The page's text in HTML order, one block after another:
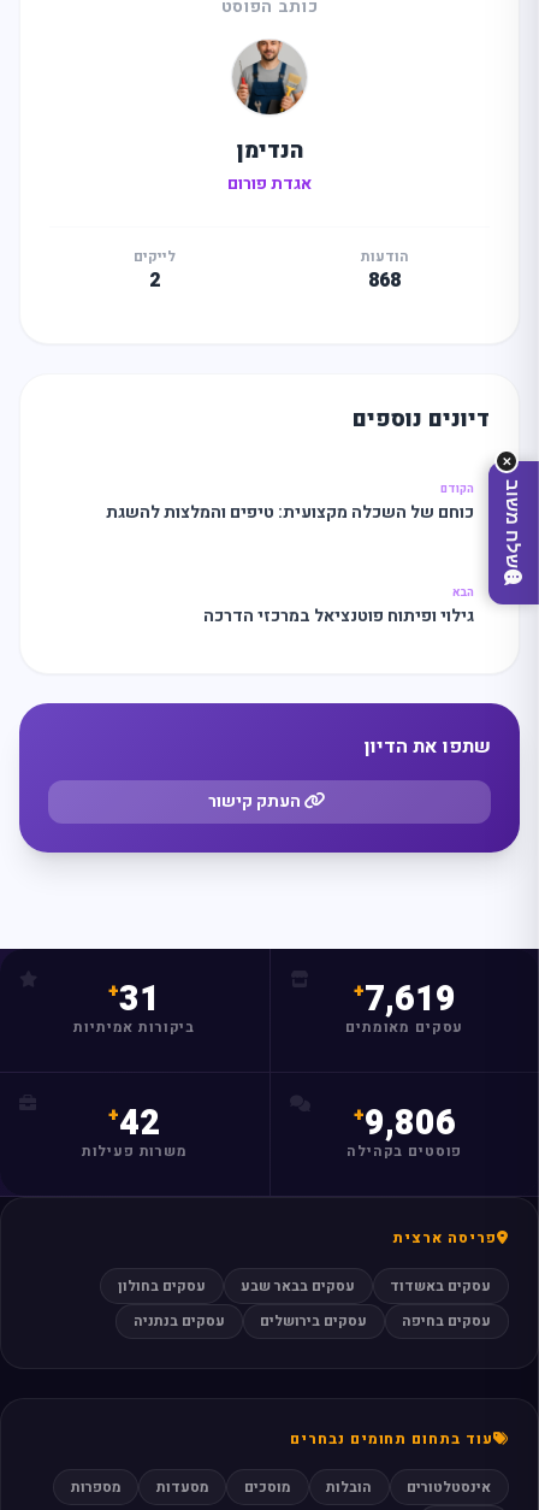
מחפשים היום?
מצאו לי עסק
כותב הפוסט
הנדימן
אגדת פורום
הודעות
868
לייקים
2
דיונים נוספים
הקודם
כוחם של השכלה מקצועית: טיפים והמלצות להשגת
הבא
גילוי ופיתוח פוטנציאל במרכזי הדרכה
שתפו את הדיון
העתק קישור
✕
שלח משוב
7,619
עסקים מאומתים
31
ביקורות אמיתיות
9,806
פוסטים בקהילה
42
משרות פעילות
פריסה ארצית
עסקים באשדוד עסקים בבאר שבע
עסקים בחולון
עסקים בחיפה
עסקים בירושלים עסקים בנתניה
עוד בתחום תחומים נבחרים
אינסטלטורים הובלות מוסכים מסעדות
מספרות